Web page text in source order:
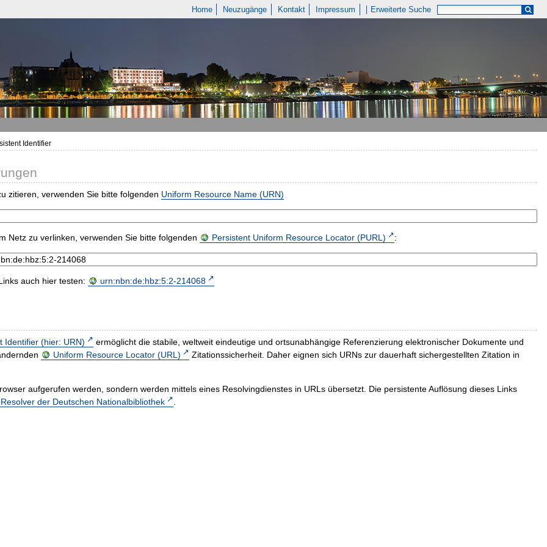
Home Neuzugänge Kontakt Impressum Erweiterte Suche
Identifier
zitieren, verwenden Sie bitte folgenden Uniform Resource Name (URN)
Netz zu verlinken, verwenden Sie bitte folgenden Persistent Uniform Resource Locator (PURL) :
auch hier testen: urn:nbn:de:hbz:5:2-214068
Identifier (hier: URN)
ermöglicht die stabile, weltweit eindeutige und ortsunabhängige Referenzierung elektronischer Dokumente und
Uniform Resource Locator (URL) Zitationssicherheit. Daher eignen sich URNs zur dauerhaft sichergestellten Zitation in
aufgerufen werden, sondern werden mittels eines Resolvingdienstes in URLs übersetzt. Die persistente Auflösung dieses Links
der Deutschen Nationalbibliothek
.